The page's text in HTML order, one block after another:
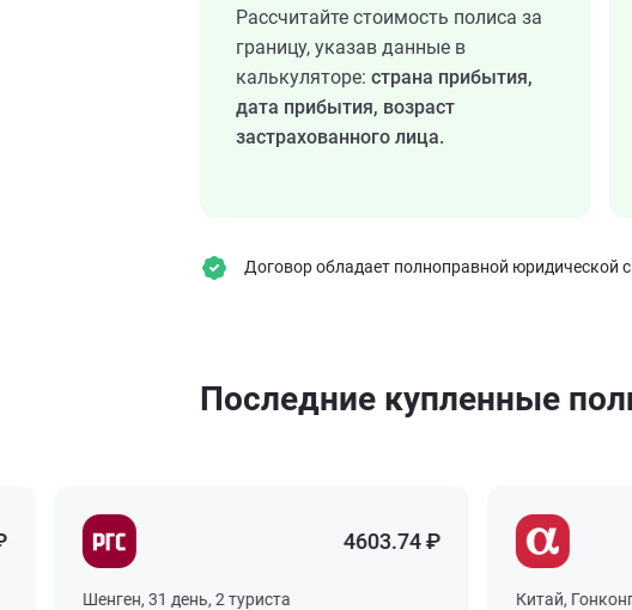
Рассчитайте стоимость полиса за
границу, указав данные в
калькуляторе: страна прибытия,
дата прибытия, возраст
застрахованного лица.
Договор обладает полноправной юридической
Последние купленные
4603.74 ₽
Шенген, 31 день, 2 туриста Китай, Гонконг,